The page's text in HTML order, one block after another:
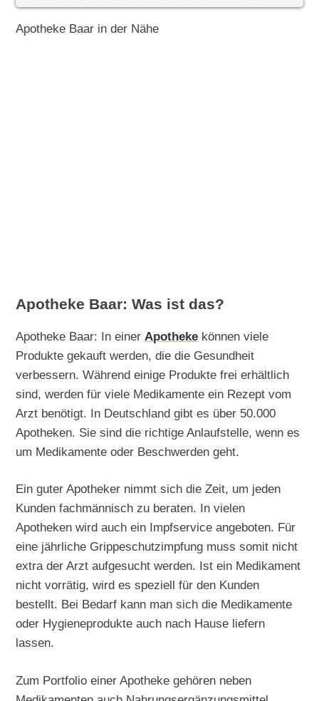
Apotheke Baar in der Nähe
Apotheke Baar: Was ist das?
Apotheke Baar: In einer Apotheke können viele
Produkte gekauft werden, die die Gesundheit
verbessern. Während einige Produkte frei erhältlich
sind, werden für viele Medikamente ein Rezept vom
Arzt benötigt. In Deutschland gibt es über 50.000
Apotheken. Sie sind die richtige Anlaufstelle, wenn es
um Medikamente oder Beschwerden geht.
Ein guter Apotheker nimmt sich die Zeit, um jeden
Kunden fachmännisch zu beraten. In vielen
Apotheken wird auch ein Impfservice angeboten. Für
eine jährliche Grippeschutzimpfung muss somit nicht
extra der Arzt aufgesucht werden. Ist ein Medikament
nicht vorrätig, wird es speziell für den Kunden
bestellt. Bei Bedarf kann man sich die Medikamente
oder Hygieneprodukte auch nach Hause liefern
lassen.
Zum Portfolio einer Apotheke gehören neben